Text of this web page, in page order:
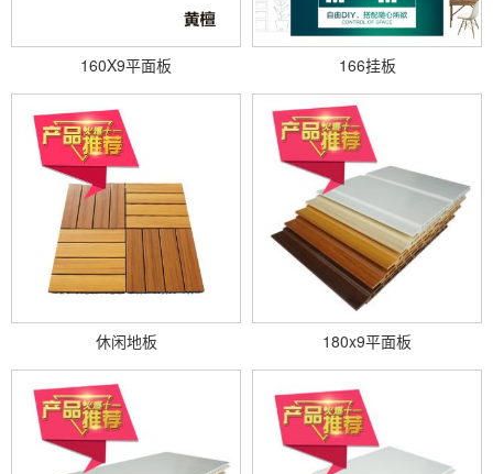
160X9平面板 166挂板
休闲地板 180x9平面板